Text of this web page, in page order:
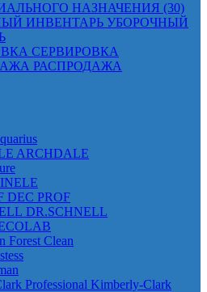
НАЗНАЧЕНИЯ (30)
УБОРОЧНЫЙ
СЕРВИРОВКА
РАСПРОДАЖА
ARCHDALE
DEC PROF
DR.SCHNELL
Forest Clean
Kimberly-Clark